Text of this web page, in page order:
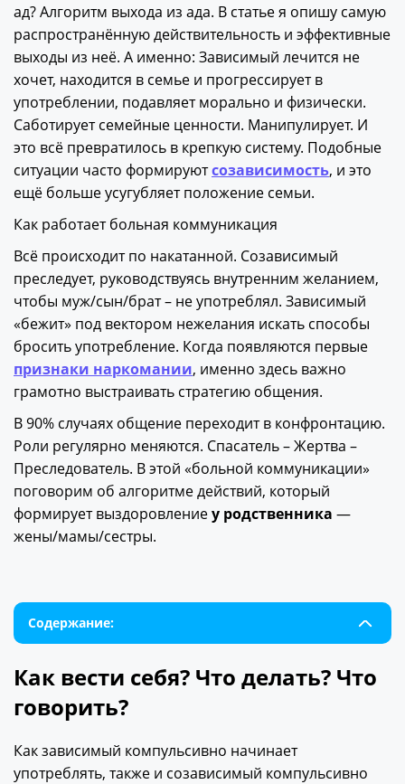
ад? Алгоритм выхода из ада. В статье я опишу самую
распространённую действительность и эффективные
выходы из неё. А именно: Зависимый лечится не
хочет, находится в семье и прогрессирует в
употреблении, подавляет морально и физически.
Саботирует семейные ценности. Манипулирует. И
это всё превратилось в крепкую систему. Подобные
ситуации часто формируютсозависимость, и это
ещё больше усугубляет положение семьи.
Как работает больная коммуникация
Всё происходит по накатанной. Созависимый
преследует, руководствуясь внутренним желанием,
чтобы муж/сын/брат – не употреблял. Зависимый
«бежит» под вектором нежелания искать способы
бросить употребление. Когда появляются первые
признаки наркомании, именно здесь важно
грамотно выстраивать стратегию общения.
В 90% случаях общение переходит в конфронтацию.
Роли регулярно меняются. Спасатель – Жертва –
Преследователь. В этой «больной коммуникации»
поговорим об алгоритме действий, который
формирует выздоровлениеу родственника —
жены/мамы/сестры.
Содержание:
Как вести себя? Что делать? Что
говорить?
Как зависимый компульсивно начинает
употреблять, также и созависимый компульсивно